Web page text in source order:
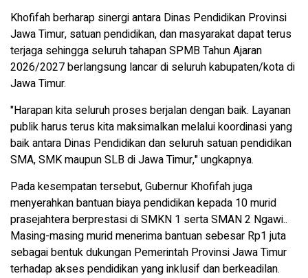
Khofifah berharap sinergi antara Dinas Pendidikan Provinsi
Jawa Timur, satuan pendidikan, dan masyarakat dapat terus
terjaga sehingga seluruh tahapan SPMB Tahun Ajaran
2026/2027 berlangsung lancar di seluruh kabupaten/kota di
Jawa Timur.
"Harapan kita seluruh proses berjalan dengan baik. Layanan
publik harus terus kita maksimalkan melalui koordinasi yang
baik antara Dinas Pendidikan dan seluruh satuan pendidikan
SMA, SMK maupun SLB di Jawa Timur," ungkapnya.
Pada kesempatan tersebut, Gubernur Khofifah juga
menyerahkan bantuan biaya pendidikan kepada 10 murid
prasejahtera berprestasi di SMKN 1 serta SMAN 2 Ngawi..
Masing-masing murid menerima bantuan sebesar Rp1 juta
sebagai bentuk dukungan Pemerintah Provinsi Jawa Timur
terhadap akses pendidikan yang inklusif dan berkeadilan.